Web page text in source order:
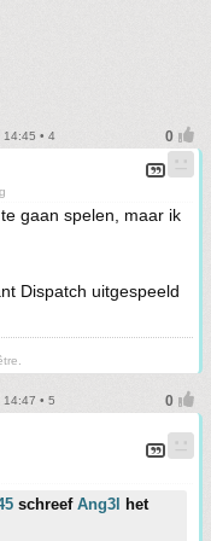
14:45 • 4
gaan spelen, maar ik
Dispatch uitgespeeld
• 5
schreef Ang3l
het